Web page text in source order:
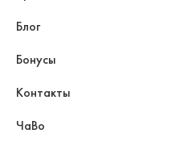
Блог
Бонусы
Контакты
ЧаВо